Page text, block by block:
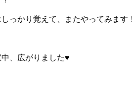
しっかり覚えて、またやってみます
、広がりました♥